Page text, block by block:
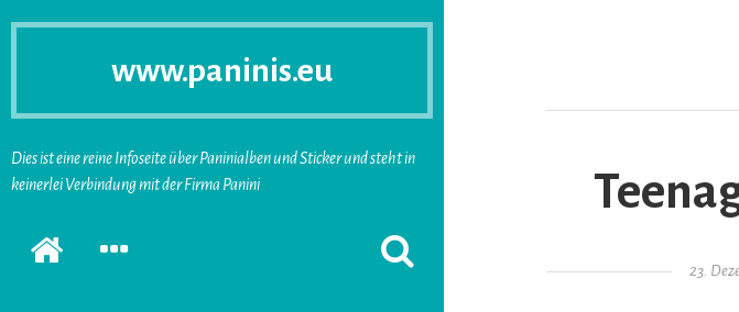
www.paninis.eu
Dies ist eine reine Infoseite über Paninialben und Sticker und steht in
keinerlei Verbindung mit der Firma Panini
Startseite
SEKUNDÄRE
SUCHFORMULAR
ERSCHEINEN
23.